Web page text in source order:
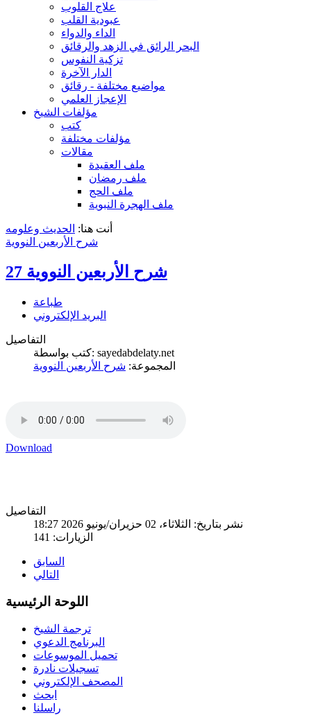
علاج القلوب
عبودية القلب
الداء والدواء
البحر الرائق في الزهد والرقائق
تزكية النفوس
الدار الآخرة
مواضيع مختلفة - رقائق
الإعجاز العلمي
مؤلفات الشيخ
كتب
مؤلفات مختلفة
مقالات
ملف العقيدة
ملف رمضان
ملف الحج
ملف الهجرة النبوية
أنت هنا: الحديث وعلومه
شرح الأربعين النووية
شرح الأربعين النووية 27
طباعة
البريد الإلكتروني
التفاصيل
كتب بواسطة: sayedabdelaty.net
المجموعة: شرح الأربعين النووية
Download
التفاصيل
نشر بتاريخ: الثلاثاء، 02 حزيران/يونيو 2026 18:27
الزيارات: 141
السابق
التالي
اللوحة الرئيسية
ترجمة الشيخ
البرنامج الدعوي
تحميل الموسوعات
تسجيلات نادرة
المصحف الإلكتروني
ابحث
راسلنا